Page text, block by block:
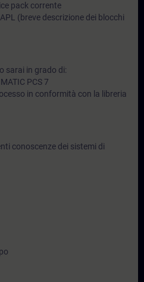
pack corrente
(breve descrizione dei blocchi
sarai in grado di:
PCS 7
in conformità con la libreria
conoscenze dei sistemi di